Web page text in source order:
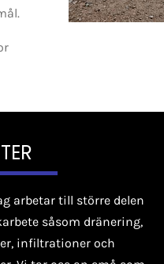
arbetar till större delen
såsom dränering,
infiltrationer och